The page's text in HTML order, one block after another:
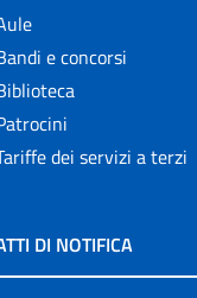
e concorsi
dei servizi a terzi
DI NOTIFICA